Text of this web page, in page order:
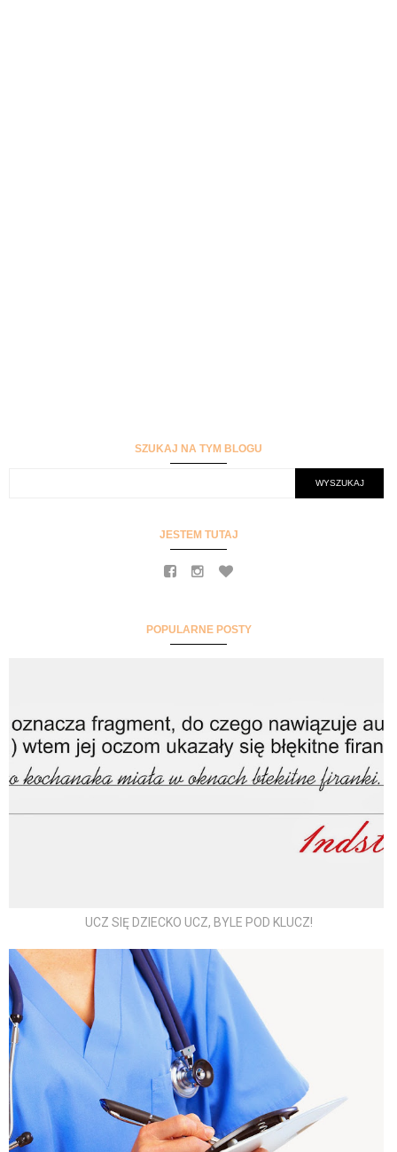
SZUKAJ NA TYM BLOGU
JESTEM TUTAJ
POPULARNE POSTY
UCZ SIĘ DZIECKO UCZ, BYLE POD KLUCZ!